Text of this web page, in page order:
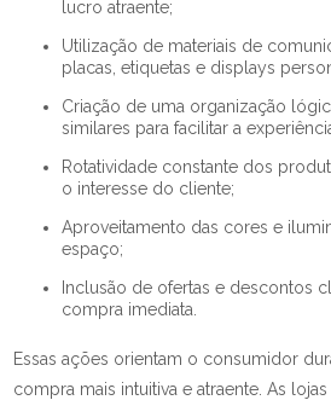
lucro atraente;
Utilização de materiais de comunicação visual, como
placas, etiquetas e displays
Criação de uma organização lógica, agrupando itens
similares para facilitar a
Rotatividade constante dos produtos expostos para manter
o interesse do cliente;
Aproveitamento das cores e iluminação para destacar o
espaço;
compra imediata.
Essas ações orientam o consumidor
compra mais intuitiva e atraente. As